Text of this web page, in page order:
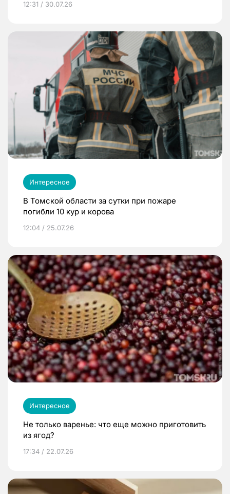
12:31 / 30.07.26
Интересное
В Томской области за сутки при пожаре
погибли 10 кур и корова
12:04 / 25.07.26
Интересное
Не только варенье: что еще можно приготовить
из ягод?
17:34 / 22.07.26